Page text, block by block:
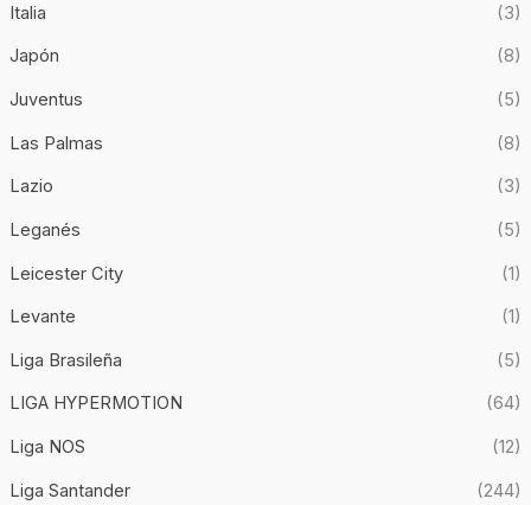
Italia (3)
Japón (8)
Juventus (5)
Las Palmas (8)
Lazio (3)
Leganés (5)
Leicester City (1)
Levante (1)
Liga Brasileña (5)
LIGA HYPERMOTION (64)
Liga NOS (12)
Liga Santander (244)